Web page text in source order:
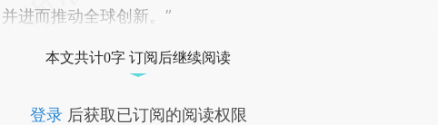
进而推动全球创新。”
本文共计0字 订阅后继续阅读
登录后获取已订阅的阅读权限